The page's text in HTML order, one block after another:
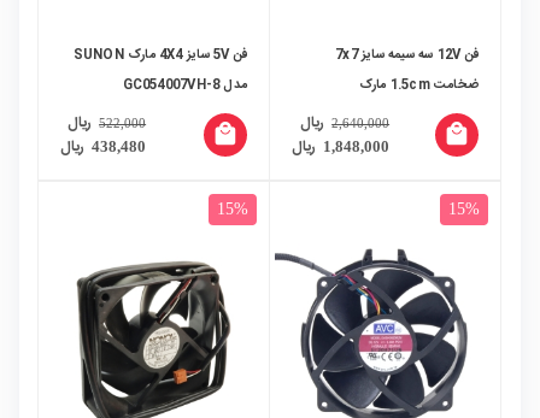
فن 12V سه سیمه سایز 7x7
ضخامت 1.5cm مارک
EVERFLOW مدل R127015DH
1,848,000 ریال
2,640,000 ریال local_mall
فن 5V سایز 4X4 مارک SUNON
مدل GC054007VH-8
438,480 ریال
522,000 ریال local_mall
15%
15%